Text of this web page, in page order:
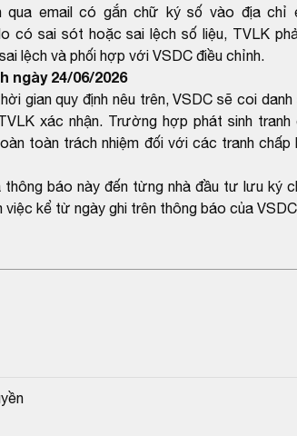
email có gắn chữ ký số vào địa chỉ
có sai sót hoặc sai lệch số liệu, TVLK
lệch và phối hợp với VSDC điều chỉnh.
ngày 24/06/2026
gian quy định nêu trên, VSDC sẽ coi danh
xác nhận. Trường hợp phát sinh tranh
toàn trách nhiệm đối với các tranh chấp
báo này đến từng nhà đầu tư lưu ký
kể từ ngày ghi trên thông báo của